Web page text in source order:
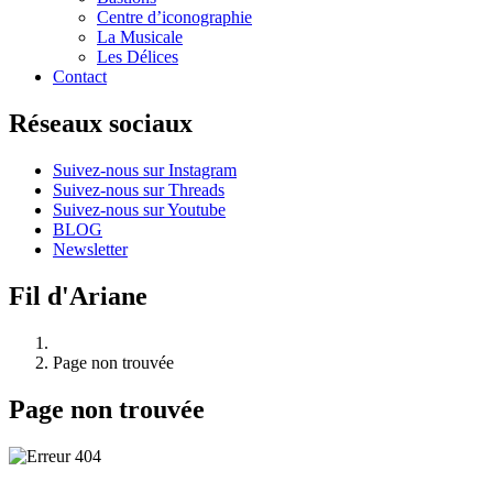
Centre d’iconographie
La Musicale
Les Délices
Contact
Réseaux sociaux
Suivez-nous sur Instagram
Suivez-nous sur Threads
Suivez-nous sur Youtube
BLOG
Newsletter
Fil d'Ariane
Page non trouvée
Page non trouvée